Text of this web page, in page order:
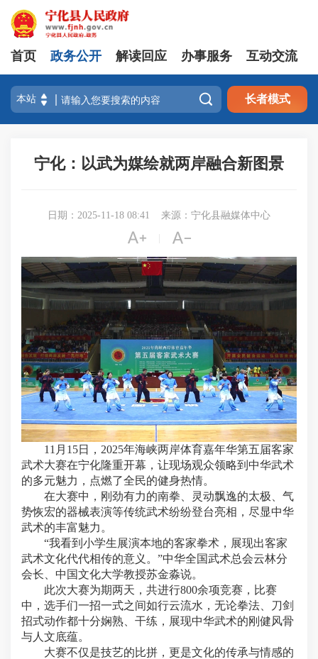
首页 政务公开 解读回应 办事服务 互动交流
 长者模式
宁化：以武为媒绘就两岸融合新图景
日期：2025-11-18 08:41 来源：宁化县融媒体中心
 
11月15日，2025年海峡两岸体育嘉年华第五届客家
武术大赛在宁化隆重开幕，让现场观众领略到中华武术
的多元魅力，点燃了全民的健身热情。
在大赛中，刚劲有力的南拳、灵动飘逸的太极、气
势恢宏的器械表演等传统武术纷纷登台亮相，尽显中华
武术的丰富魅力。
“我看到小学生展演本地的客家拳术，展现出客家
武术文化代代相传的意义。”中华全国武术总会云林分
会长、中国文化大学教授苏金淼说。
此次大赛为期两天，共进行800余项竞赛，比赛
中，选手们一招一式之间如行云流水，无论拳法、刀剑
招式动作都十分娴熟、干练，展现中华武术的刚健风骨
与人文底蕴。
大赛不仅是技艺的比拼，更是文化的传承与情感的